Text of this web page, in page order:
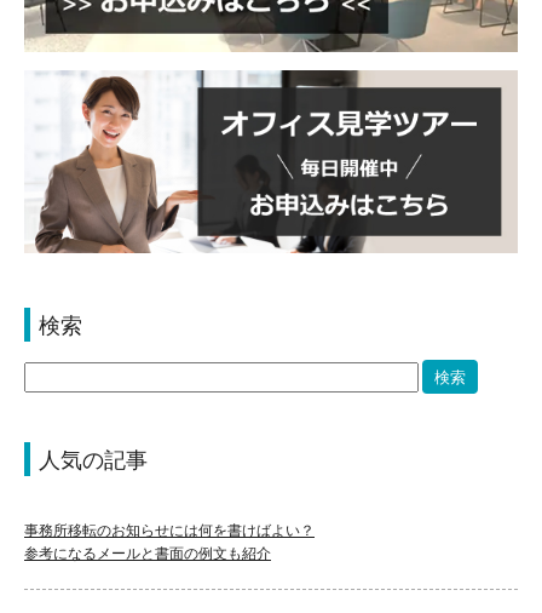
検索
人気の記事
事務所移転のお知らせには何を書けばよい？
参考になるメールと書面の例文も紹介